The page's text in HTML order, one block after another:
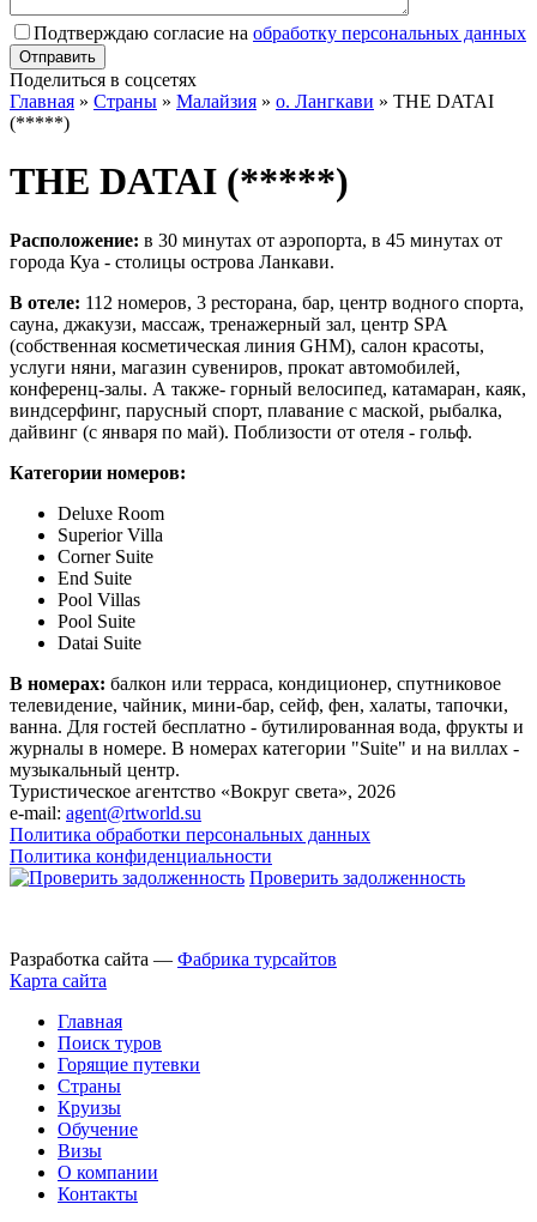
Подтверждаю согласие на обработку персональных данных
Поделиться в соцсетях
Главная » Страны » Малайзия » о. Лангкави » THE DATAI
(*****)
THE DATAI (*****)
Расположение: в 30 минутах от аэропорта, в 45 минутах от
города Куа - столицы острова Ланкави.
В отеле: 112 номеров, 3 ресторана, бар, центр водного спорта,
сауна, джакузи, массаж, тренажерный зал, центр SPA
(собственная косметическая линия GHM), салон красоты,
услуги няни, магазин сувениров, прокат автомобилей,
конференц-залы. А также- горный велосипед, катамаран, каяк,
виндсерфинг, парусный спорт, плавание с маской, рыбалка,
дайвинг (с января по май). Поблизости от отеля - гольф.
Категории номеров:
Deluxe Room
Superior Villa
Corner Suite
End Suite
Pool Villas
Pool Suite
Datai Suite
В номерах: балкон или терраса, кондиционер, спутниковое
телевидение, чайник, мини-бар, сейф, фен, халаты, тапочки,
ванна. Для гостей бесплатно - бутилированная вода, фрукты и
журналы в номере. В номерах категории "Suite" и на виллах -
музыкальный центр.
Туристическое агентство «Вокруг света», 2026
e-mail: agent@rtworld.su
Политика обработки персональных данных
Политика конфиденциальности
Проверить задолженность
Разработка сайта — Фабрика турсайтов
Карта сайта
Главная
Поиск туров
Горящие путевки
Страны
Круизы
Обучение
Визы
О компании
Контакты